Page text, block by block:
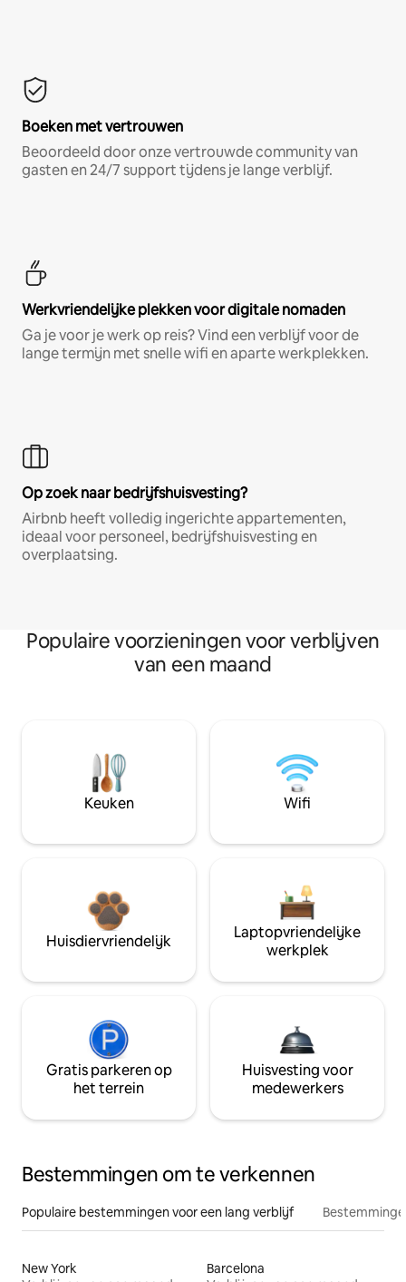
Boeken met vertrouwen
Beoordeeld door onze vertrouwde community van
gasten en 24/7 support tijdens je lange verblijf.
Werkvriendelijke plekken voor digitale nomaden
Ga je voor je werk op reis? Vind een verblijf voor de
lange termijn met snelle wifi en aparte werkplekken.
Op zoek naar bedrijfshuisvesting?
Airbnb heeft volledig ingerichte appartementen,
ideaal voor personeel, bedrijfshuisvesting en
overplaatsing.
Populaire voorzieningen voor verblijven
van een maand
Keuken Wifi
Huisdiervriendelijk
Laptopvriendelijke
werkplek
Gratis parkeren op
het terrein
Huisvesting voor
medewerkers
Bestemmingen om te verkennen
Populaire bestemmingen voor een lang verblijf
New York
Barcelona